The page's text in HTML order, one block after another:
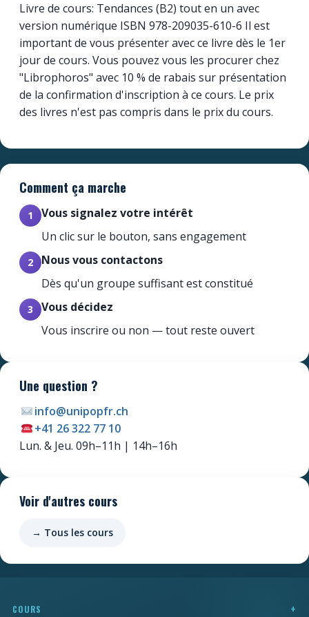
Livre de cours: Tendances (B2) tout en un avec
version numérique ISBN 978-209035-610-6 Il est
important de vous présenter avec ce livre dès le 1er
jour de cours. Vous pouvez vous les procurer chez
"Librophoros" avec 10 % de rabais sur présentation
de la confirmation d'inscription à ce cours. Le prix
des livres n'est pas compris dans le prix du cours.
Comment ça marche
1
Vous signalez votre intérêt
Un clic sur le bouton, sans engagement
2
Nous vous contactons
Dès qu'un groupe suffisant est constitué
3
Vous décidez
Vous inscrire ou non — tout reste ouvert
Une question ?
info@unipopfr.ch
+41 26 322 77 10
Lun. & Jeu. 09h–11h | 14h–16h
Voir d'autres cours
→ Tous les cours
COURS
Newsletter
fidèles abonnés.
Prénom*
Nom